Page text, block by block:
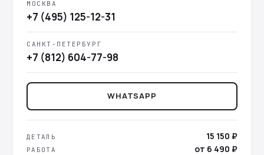
МОСКВА
+7 (495) 125-12-31
САНКТ-ПЕТЕРБУРГ
+7 (812) 604-77-98
WHATSAPP
ДЕТАЛЬ 15 150 ₽
РАБОТА от 6 490 ₽